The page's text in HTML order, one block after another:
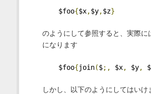
$foo{$x,$y,$z}
のようにして参照すると、実際に
になります
$foo{join($;, $x, $y,
しかし、以下のようにしてはいけ